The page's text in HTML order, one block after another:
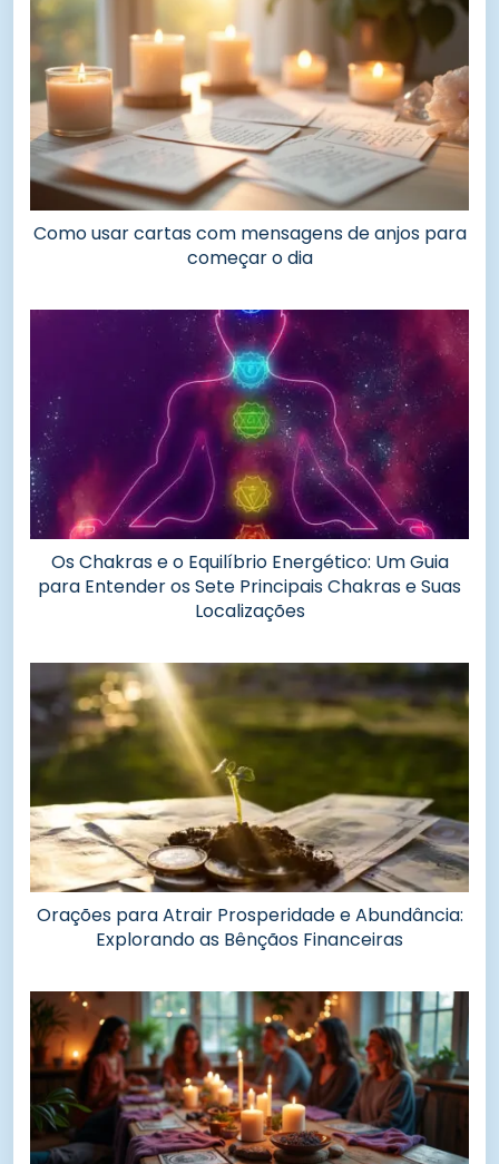
Como usar cartas com mensagens de anjos para
começar o dia
Os Chakras e o Equilíbrio Energético: Um Guia
para Entender os Sete Principais Chakras e Suas
Localizações
Orações para Atrair Prosperidade e Abundância:
Explorando as Bênçãos Financeiras